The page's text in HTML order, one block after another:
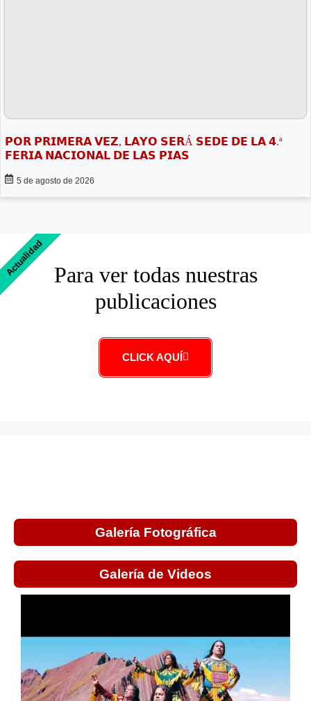
𝗣𝗢𝗥 𝗣𝗥𝗜𝗠𝗘𝗥𝗔 𝗩𝗘𝗭, 𝗟𝗔𝗬𝗢 𝗦𝗘𝗥Á 𝗦𝗘𝗗𝗘 𝗗𝗘 𝗟𝗔 𝟰.ª
𝗙𝗘𝗥𝗜𝗔 𝗡𝗔𝗖𝗜𝗢𝗡𝗔𝗟 𝗗𝗘 𝗟𝗔𝗦 𝗣𝗜𝗔𝗦
5 de agosto de 2026
Para ver todas nuestras
publicaciones
CLICK AQUÍ
Actualidad
Galería Fotográfica
Galería de Videos